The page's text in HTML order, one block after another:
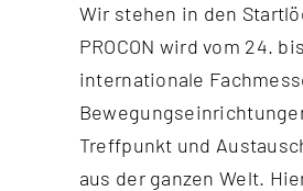
Wir stehen in den
PROCON wird vom 24.
internationale
Treffpunkt und
aus der ganzen Welt.